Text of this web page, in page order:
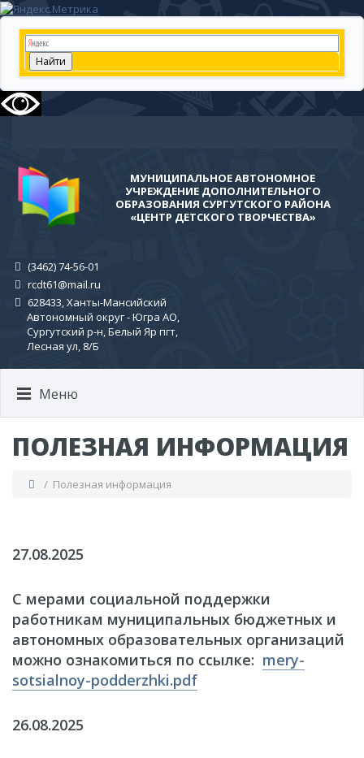
МУНИЦИПАЛЬНОЕ АВТОНОМНОЕ
УЧРЕЖДЕНИЕ ДОПОЛНИТЕЛЬНОГО
ОБРАЗОВАНИЯ СУРГУТСКОГО РАЙОНА
«ЦЕНТР ДЕТСКОГО ТВОРЧЕСТВА»
(3462) 74-56-01
rcdt61@mail.ru
628433, Ханты-Мансийский
Автономный округ - Югра АО,
Сургутский р-н, Белый Яр пгт,
Лесная ул, 8/Б
Меню
ПОЛЕЗНАЯ ИНФОРМАЦИЯ
/ Полезная информация
27.08.2025
С мерами социальной поддержки
работникам муниципальных бюджетных и
автономных образовательных организаций
можно ознакомиться по ссылке: mery-
sotsialnoy-podderzhki.pdf
26.08.2025